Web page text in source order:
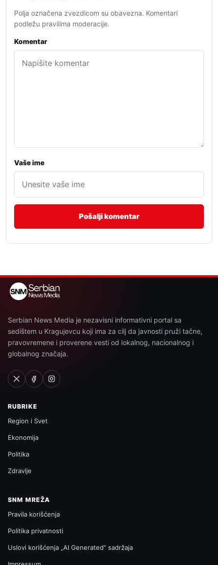
Polja označena zvezdicom su obavezna. Komentari
podležu pravilima moderacije.
Komentar
Vaše ime
Serbian News Media je nezavisni informativni portal sa
sedištem u Kragujevcu koji ima za cilj da javnosti pruži tačne,
pravovremene i proverene vesti od lokalnog, nacionalnog i
globalnog značaja.
RUBRIKE
Region i Svet
Ekonomija
Politika
Zdravlje
SNM MREŽA
Pravila korišćenja
Politika privatnosti
Uslovi korišćenja „AI Generated“ sadržaja